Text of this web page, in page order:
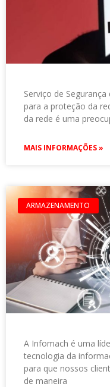
Serviço de
para a proteção da
da rede é uma
MAIS INFORMAÇÕES »
ARMAZENAMENTO
A Infomach é uma
tecnologia da
para que nossos
de maneira